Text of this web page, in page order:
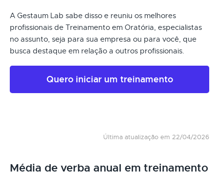
A Gestaum Lab sabe disso e reuniu os melhores
profissionais de Treinamento em Oratória, especialistas
no assunto, seja para sua empresa ou para você, que
busca destaque em relação a outros profissionais.
Quero iniciar um treinamento
Última atualização em 22/04/2026
Média de verba anual em treinamento